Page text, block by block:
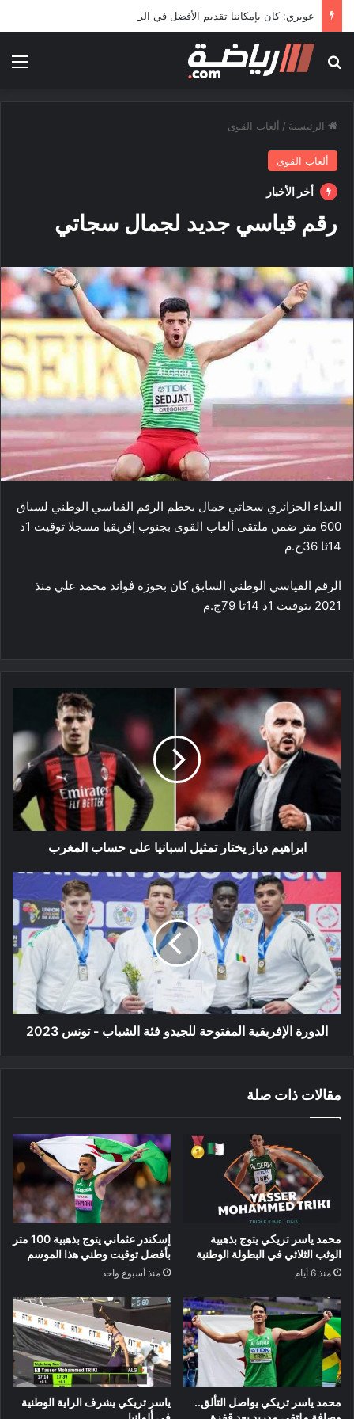
غويري: كان بإمكاننا تقديم الأفضل في المونديال
بحث عن
الرئيسية / ألعاب القوى
ألعاب القوى
أخر الأخبار
رقم قياسي جديد لجمال سجاتي
العداء الجزائري سجاتي جمال يحطم الرقم القياسي الوطني لسباق
600 متر ضمن ملتقى ألعاب القوى بجنوب إفريقيا مسجلا توقيت 1د
14ثا 36ج.م
الرقم القياسي الوطني السابق كان بحوزة ڨواند محمد علي منذ
2021 بتوقيت 1د 14ثا 79ج.م
ابراهيم
دياز
يختار
تمثيل
اسبانيا
على
حساب
المغرب
ابراهيم دياز يختار تمثيل اسبانيا على حساب المغرب
الدورة
المفتوحة
للجيدو
فئة
الشباب
-
تونس
2023
الدورة الإفريقية المفتوحة للجيدو فئة الشباب - تونس 2023
مقالات ذات صلة
محمد ياسر تريكي يتوج بذهبية
الوثب الثلاثي في البطولة الوطنية
منذ 6 أيام
إسكندر عثماني يتوج بذهبية 100 متر
بأفضل توقيت وطني هذا الموسم
منذ أسبوع واحد
محمد ياسر تريكي يواصل التألق..
ياسر تريكي يشرف الراية الوطنية